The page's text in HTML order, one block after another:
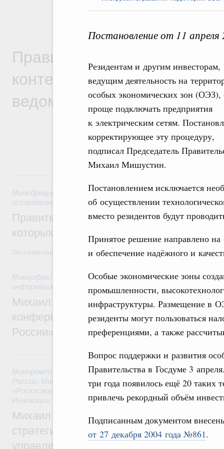
Постановление от 11
Резидентам и другим инвесторам,
ведущим деятельность на
особых экономических зон (ОЭЗ),
проще подключать предприятия
к электрическим сетям.
корректирующее эту процедуру,
подписал Председатель
Михаил Мишустин.
Постановлением исключается
об осуществлении
вместо резидентов будут
Принятое решение направлено
и обеспечение надёжного и
Особые экономические зоны
промышленности,
инфраструктуры. Размещение в
резиденты могут пользоваться
преференциями, а также
Вопрос поддержки и развития
Правительства в Госдуме 3
три года появилось ещё 20 таких
привлечь рекордный объём
Подписанным документом
от 27 декабря 2004 года №861.
Правительственная
контексте работы
ведомств
Минобрнауки России ,8 августа 2026,Государственная
исследований и разработок
Правительство расширило перечень
которых освобождаются от НДФЛ
Постановление от 5 августа 2026 года №978
Минцифры России Минфин России,Минпромторг России,
информационных технологий
Михаил Мишустин дал поручения по
конференции «Цифровая индустрия
России»
6 августа, четверг
Минпромторг России,Минфин России,
России Минсельхоз России,Минэнерго России, Минтранс
«Роскосмос»
Госкорпорация «Росатом» 6 августа 2026
Инновации
Михаил Мишустин дал поручения по
стратегической сессии о
управления научно-технологическим